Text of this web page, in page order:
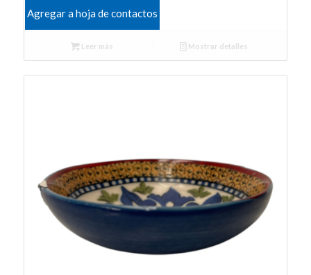
Agregar a hoja de contactos
Leer más Mostrar detalles